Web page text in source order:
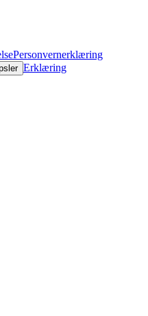
Personvernerklæring
Erklæring